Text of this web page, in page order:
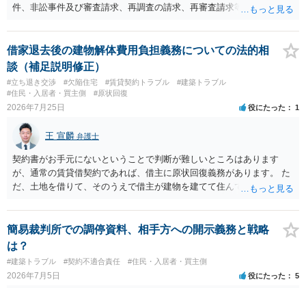
件、非訟事件及び審査請求、再調査の請求、再審査請求等行政庁に対
しくは和解その他の法律事務を取り扱い、又はこれらの周旋をするこ
とを業とすることができない。ただし、この法律又は他の法律に別段
の定めがある場合は、この限りでない。」とのことから、報酬を得る
目的がないのであれば適法です。なぜなら、弁護士法72条に違反しな
いのであれば、委任については無償で委任者が受任者に委任できるか
らです。ご参考にしてください。
借家退去後の建物解体費用負担義務についての法的相
談（補足説明修正）
#立ち退き交渉 #欠陥住宅 #賃貸契約トラブル
#建築トラブル
#住民・入居者・買主側
#原状回復
2026年7月25日 役にたった 1
王 宣麟 弁護士
契約書がお手元にないということで判断が難しいところはあります
が、通常の賃貸借契約であれば、借主に原状回復義務があります。 た
だ、土地を借りて、そのうえで借主が建物を建てて住んでいたケース
であれば、建物を収去して土地を明渡す義務は原則生じないはずで
す。 その後、建物を平屋に立て替えた場合であっても、貸主の承諾を
得ているのであれば、単純に費用を捻出した側に平屋の所有権が帰属
する、という話になるわけでもないように思います。 そのため、現
状、解体費用を負担することが明確な案件ではないため、まずは相手
に請求の根拠（なぜ当方が平屋の解体費用を負担しなければならない
簡易裁判所での調停資料、相手方への開示義務と戦略
は？
#建築トラブル #契約不適合責任 #住民・入居者・買主側
2026年7月5日 役にたった 5